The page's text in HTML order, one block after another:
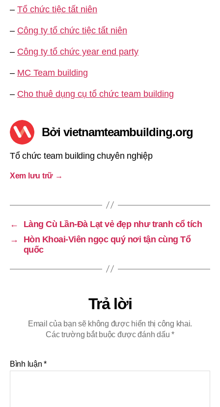
– Tổ chức tiệc tất niên
– Công ty tổ chức tiệc tất niên
– Công ty tổ chức year end party
– MC Team building
– Cho thuê dụng cụ tổ chức team building
Bởi vietnamteambuilding.org
Tổ chức team building chuyên nghiệp
Xem lưu trữ →
←
Làng Cù Lần-Đà Lạt vẻ đẹp như tranh cổ tích
→
Hòn Khoai-Viên ngọc quý nơi tận cùng Tổ
quốc
Trả lời
Email của bạn sẽ không được hiển thị công khai.
Các trường bắt buộc được đánh dấu*
Bình luận*